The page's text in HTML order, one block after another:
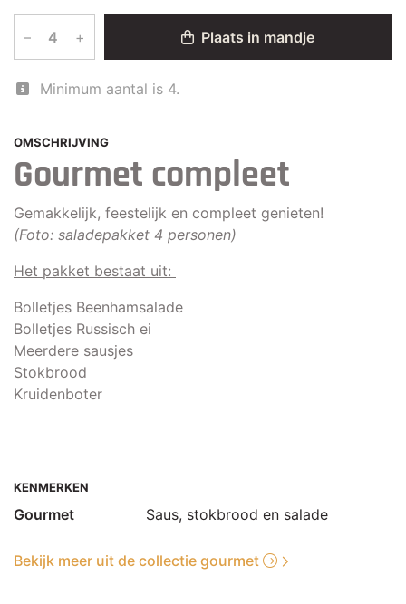
OMSCHRIJVING
Gourmet compleet
Gemakkelijk, feestelijk en compleet genieten!
(Foto: saladepakket 4 personen)
Het pakket bestaat uit:
Bolletjes Beenhamsalade
Bolletjes Russisch ei
Meerdere sausjes
Stokbrood
Kruidenboter
– + Plaats in mandje
Minimum aantal is 4.
KENMERKEN
Gourmet Saus, stokbrood en salade
Bekijk meer uit de collectie gourmet